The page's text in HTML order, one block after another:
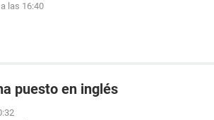
las 16:40
puesto en inglés